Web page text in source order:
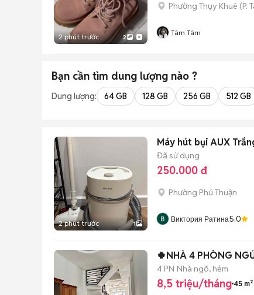
2 phút trước 2
Phường Thụy Khuê (P.
Tâm Tâm
Bạn cần tìm dung lượng nào ?
Dung lượng: 64 GB 128 GB 256 GB 512 GB
2 phút trước 1
Máy hút bụi AUX
Đã sử dụng
250.000 đ
Phường Phú Thuận
Виктория Ратина5.0
🍀NHÀ 4 PHÒNG
4 PN Nhà ngõ, hẻm
8,5 triệu/tháng 45 m²